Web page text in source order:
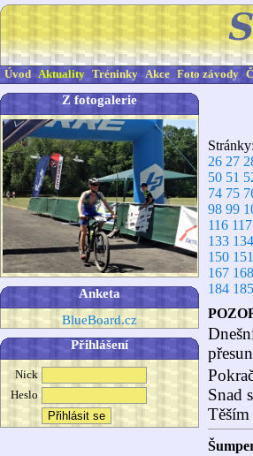
Úvod Aktuality Tréninky Akce Foto závody
Z fotogalerie
Anketa
BlueBoard.cz
Přihlášení
Nick
Heslo
Stránky:
26 27
50 51
74 75
98 99
116 117
133 134
150 151
167 168
184 185
Snad
Těším